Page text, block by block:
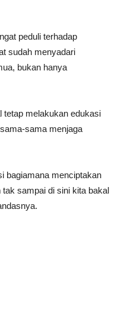
peduli terhadap
sudah menyadari
bukan hanya
tetap melakukan edukasi
sama menjaga
bagiamana menciptakan
sampai di sini kita bakal